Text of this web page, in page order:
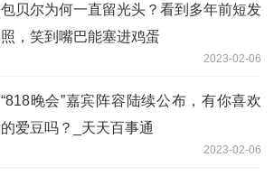
包贝尔为何一直留光头？看到多年前短发
照，笑到嘴巴能塞进鸡蛋
2023-02-06
“818晚会”嘉宾阵容陆续公布，有你喜欢
的爱豆吗？_天天百事通
2023-02-06